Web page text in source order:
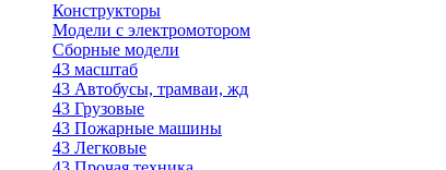
Конструкторы
Модели с электромотором
Сборные модели
43 масштаб
43 Автобусы, трамваи, жд
43 Грузовые
43 Пожарные машины
43 Легковые